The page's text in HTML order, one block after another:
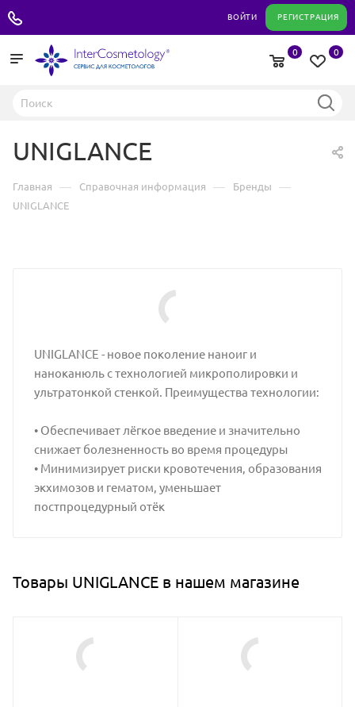
ВОЙТИ РЕГИСТРАЦИЯ
0
0
UNIGLANCE
Главная — Справочная информация — Бренды —
UNIGLANCE
UNIGLANCE - новое поколение наноиг и
наноканюль с технологией микрополировки и
ультратонкой стенкой. Преимущества технологии:
• Обеспечивает лёгкое введение и значительно
снижает болезненность во время процедуры
• Минимизирует риски кровотечения, образования
экхимозов и гематом, уменьшает
постпроцедурный отёк
Товары UNIGLANCE в нашем магазине